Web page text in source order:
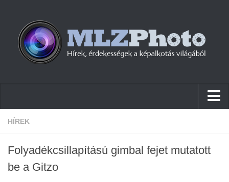
Hírek
Cikkek
HÍREK
Folyadékcsillapítású gimbal fejet mutatott
be a Gitzo